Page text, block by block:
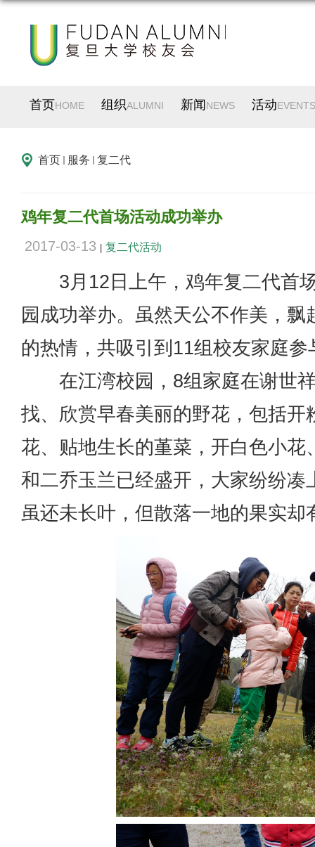
首页HOME 组织ALUMNI 新闻 NEWS 活动EVENTS
首页 服务 复二代
鸡年复二代首场活动成功举办
2017-03-13 复二代活动
3月12日上午，鸡年复二代首场
园成功举办。虽然天公不作美，
的热情，共吸引到11组校友家庭参
在江湾校园，8组家庭在谢世祥
找、欣赏早春美丽的野花，包括
花、贴地生长的堇菜，开白色小
和二乔玉兰已经盛开，大家纷纷
虽还未长叶，但散落一地的果实却